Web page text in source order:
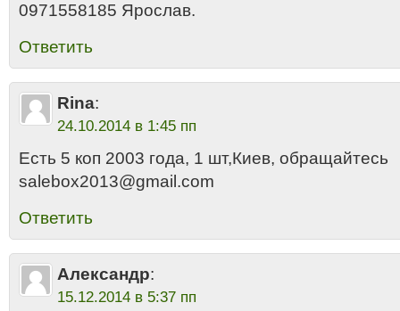
0971558185 Ярослав.
Ответить
Rina:
24.10.2014 в 1:45 пп
Есть 5 коп 2003 года, 1 шт,Киев, обращайтесь
salebox2013@gmail.com
Ответить
Александр:
15.12.2014 в 5:37 пп